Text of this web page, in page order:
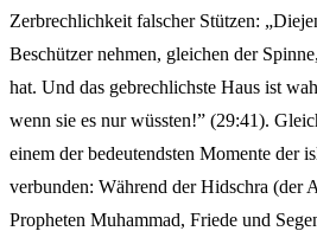
Zerbrechlichkeit falscher Stützen:
Beschützer nehmen, gleichen der
hat. Und das gebrechlichste Haus ist
wenn sie es nur wüssten!” (29:41).
einem der bedeutendsten Momente der
verbunden: Während der Hidschra (der
Propheten Muhammad, Friede und